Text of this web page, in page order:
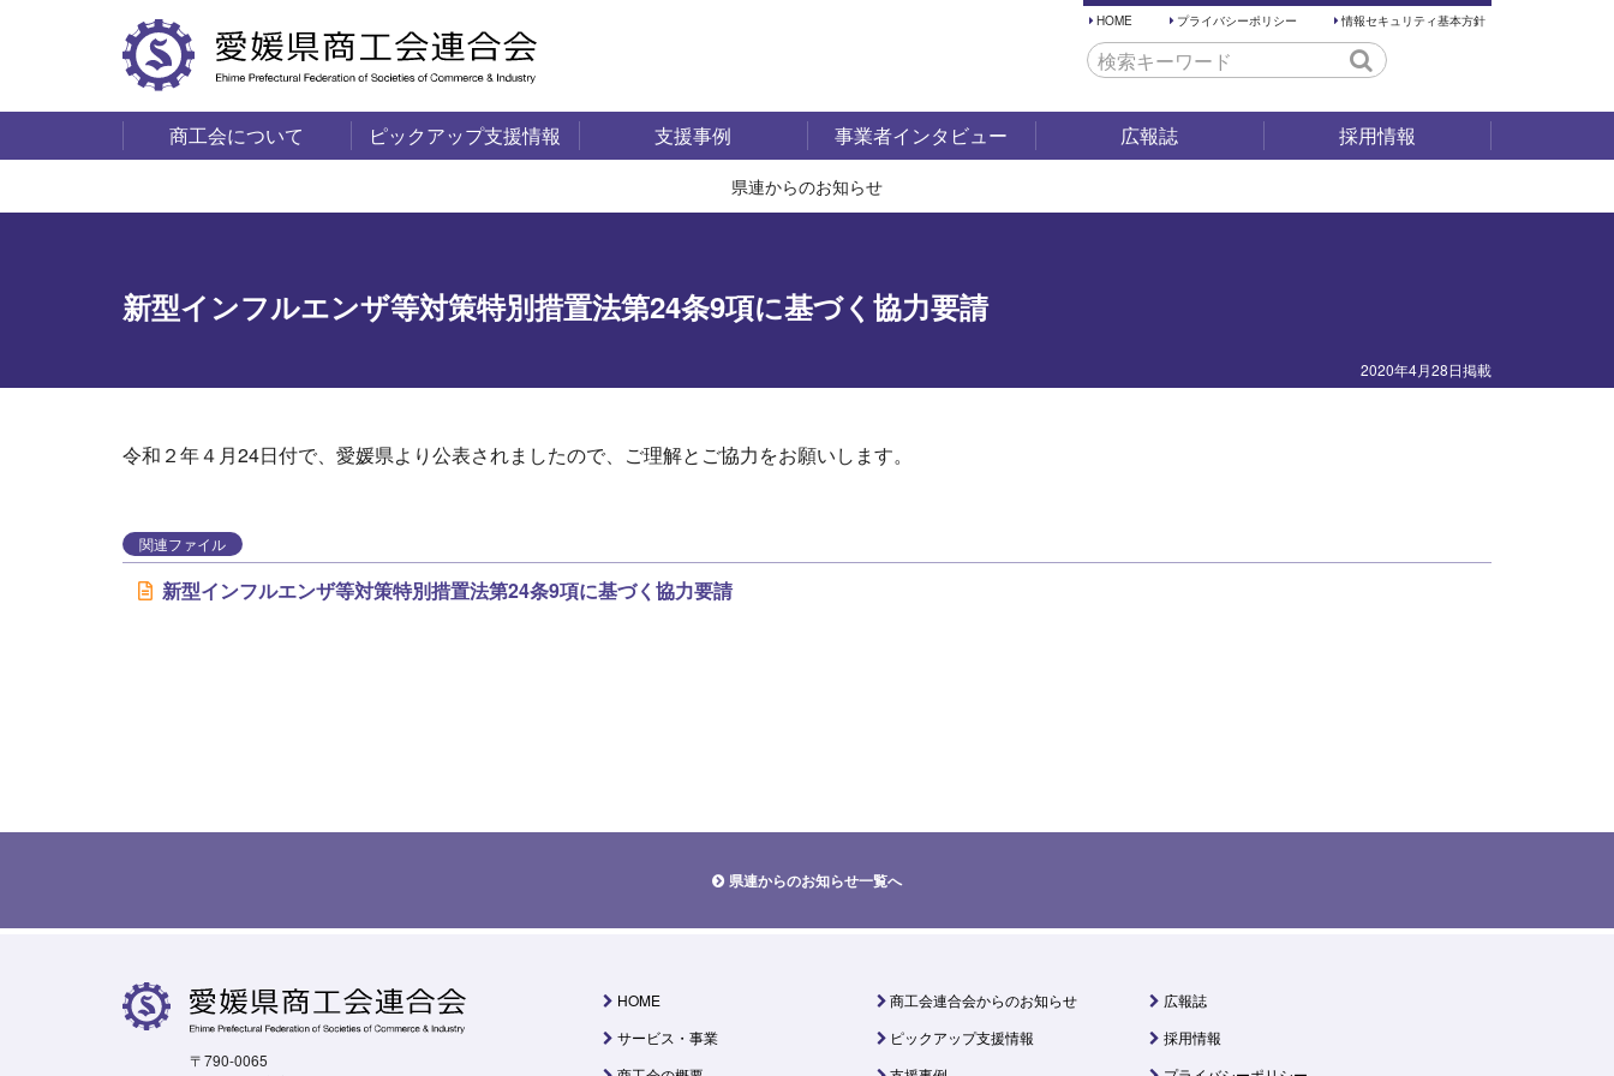
HOME プライバシーポリシー 情報セキュリティ基本方針
商工会について ピックアップ支援情報 支援事例 事業者インタビュー 広報誌 採用情報
県連からのお知らせ
新型インフルエンザ等対策特別措置法第24条9項に基づく協力要請
2020年4月28日掲載
令和２年４月24日付で、愛媛県より公表されましたので、ご理解とご協力をお願いします。
関連ファイル
新型インフルエンザ等対策特別措置法第24条9項に基づく協力要請
県連からのお知らせ一覧へ
〒790-0065
HOME
サービス・事業
商工会連合会からのお知らせ
ピックアップ支援情報
広報誌
採用情報